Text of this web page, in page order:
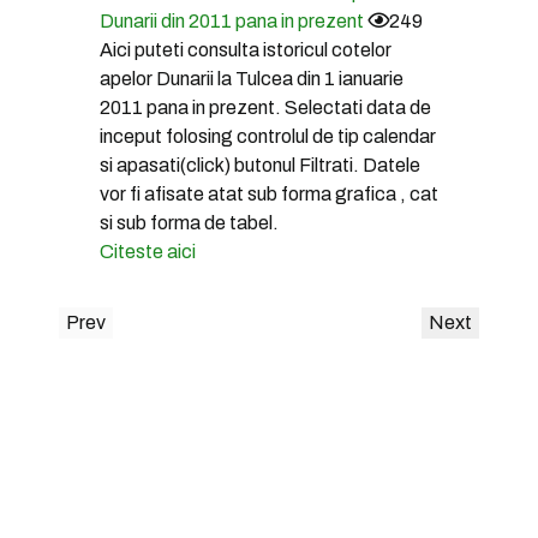
Dunarii din 2011 pana in prezent
249
Aici puteti consulta istoricul cotelor
apelor Dunarii la Tulcea din 1 ianuarie
2011 pana in prezent. Selectati data de
inceput folosing controlul de tip calendar
si apasati(click) butonul Filtrati. Datele
vor fi afisate atat sub forma grafica , cat
si sub forma de tabel.
Citeste aici
Prev Next